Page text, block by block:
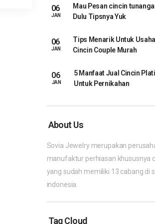
06
JAN
Mau Pesan cincin
Dulu Tipsnya Yuk
06
JAN
Tips Menarik Untuk
Cincin Couple Murah
06
JAN
5 Manfaat Jual Cincin
Untuk Pernikahan
About Us
Sovia Jewelry merupakan
manufaktur perhiasan khususnya
yang sudah memiliki 13 cabang di
indonesia.
Tag Cloud